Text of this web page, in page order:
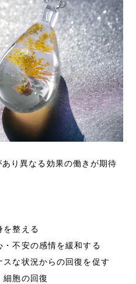
り異なる効果の働きが期待
を整える
不安の感情を緩和する
な状況からの回復を促す
細胞の回復